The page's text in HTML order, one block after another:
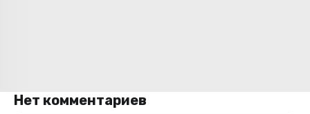
Нет комментариев